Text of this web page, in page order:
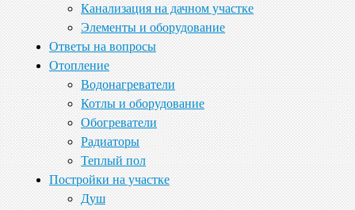
Канализация на дачном участке
Элементы и оборудование
Ответы на вопросы
Отопление
Водонагреватели
Котлы и оборудование
Обогреватели
Радиаторы
Теплый пол
Постройки на участке
Душ